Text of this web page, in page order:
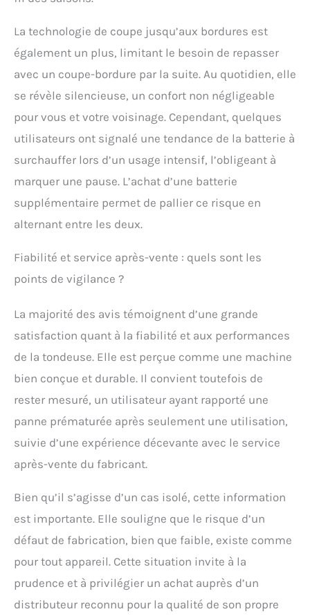
La technologie de coupe jusqu’aux bordures est
également un plus, limitant le besoin de repasser
avec un coupe-bordure par la suite. Au quotidien, elle
se révèle silencieuse, un confort non négligeable
pour vous et votre voisinage. Cependant, quelques
utilisateurs ont signalé une tendance de la batterie à
surchauffer lors d’un usage intensif, l’obligeant à
marquer une pause. L’achat d’une batterie
supplémentaire permet de pallier ce risque en
alternant entre les deux.
Fiabilité et service après-vente : quels sont les
points de vigilance ?
La majorité des avis témoignent d’une grande
satisfaction quant à la fiabilité et aux performances
de la tondeuse. Elle est perçue comme une machine
bien conçue et durable. Il convient toutefois de
rester mesuré, un utilisateur ayant rapporté une
panne prématurée après seulement une utilisation,
suivie d’une expérience décevante avec le service
après-vente du fabricant.
Bien qu’il s’agisse d’un cas isolé, cette information
est importante. Elle souligne que le risque d’un
défaut de fabrication, bien que faible, existe comme
pour tout appareil. Cette situation invite à la
prudence et à privilégier un achat auprès d’un
distributeur reconnu pour la qualité de son propre